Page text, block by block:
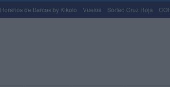
Horarios de Barcos by Kikoto Vuelos Sorteo Cruz Roja